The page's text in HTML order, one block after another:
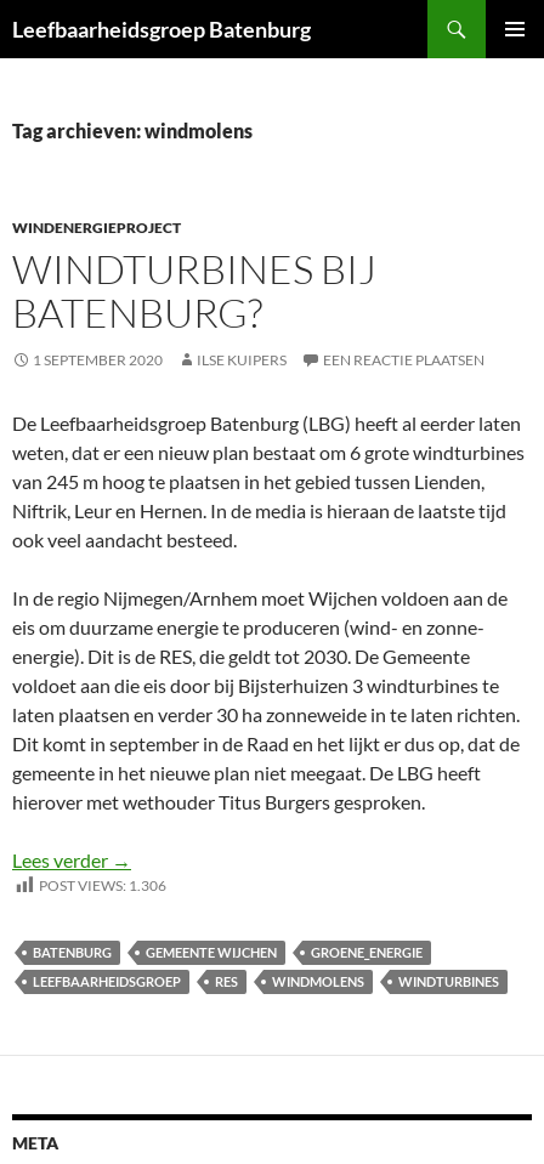
naar
Leefbaarheidsgroep Batenburg
Tag archieven: windmolens
WINDENERGIEPROJECT
WINDTURBINES BIJ
BATENBURG?
1 SEPTEMBER 2020 ILSE KUIPERS EEN REACTIE PLAATSEN
De Leefbaarheidsgroep Batenburg (LBG) heeft al eerder laten
weten, dat er een nieuw plan bestaat om 6 grote windturbines
van 245 m hoog te plaatsen in het gebied tussen Lienden,
Niftrik, Leur en Hernen. In de media is hieraan de laatste tijd
ook veel aandacht besteed.
In de regio Nijmegen/Arnhem moet Wijchen voldoen aan de
eis om duurzame energie te produceren (wind- en zonne-
energie). Dit is de RES, die geldt tot 2030. De Gemeente
voldoet aan die eis door bij Bijsterhuizen 3 windturbines te
laten plaatsen en verder 30 ha zonneweide in te laten richten.
Dit komt in september in de Raad en het lijkt er dus op, dat de
gemeente in het nieuwe plan niet meegaat. De LBG heeft
hierover met wethouder Titus Burgers gesproken.
Lees verder Windturbines bij Batenburg?
→
POST VIEWS: 1.306
BATENBURG GEMEENTE WIJCHEN
GROENE_ENERGIE
LEEFBAARHEIDSGROEP
RES WINDMOLENS WINDTURBINES
META